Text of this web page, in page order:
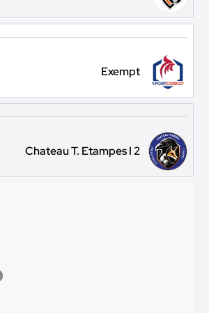
Exempt
Chateau T. Etampes I 2